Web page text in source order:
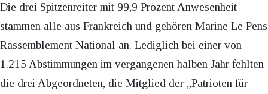
Die drei Spitzenreiter mit 99,9 Prozent Anwesenheit
stammen alle aus Frankreich und gehören Marine Le Pens
Rassemblement National an. Lediglich bei einer von
1.215 Abstimmungen im vergangenen halben Jahr fehlten
die drei Abgeordneten, die Mitglied der „Patrioten für